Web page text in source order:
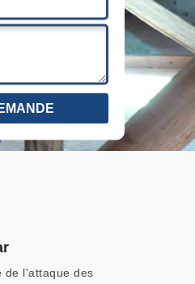
de l'attaque des